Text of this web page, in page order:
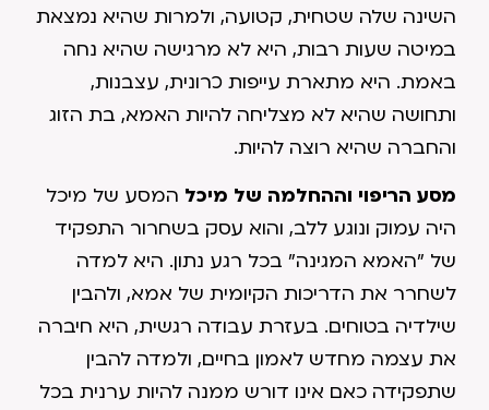
השינה שלה שטחית, קטועה, ולמרות שהיא נמצאת
במיטה שעות רבות, היא לא מרגישה שהיא נחה
באמת. היא מתארת עייפות כרונית, עצבנות,
ותחושה שהיא לא מצליחה להיות האמא, בת הזוג
והחברה שהיא רוצה להיות.
מסע הריפוי וההחלמה של מיכל המסע של מיכל
היה עמוק ונוגע ללב, והוא עסק בשחרור התפקיד
של "האמא המגינה" בכל רגע נתון. היא למדה
לשחרר את הדריכות הקיומית של אמא, ולהבין
שילדיה בטוחים. בעזרת עבודה רגשית, היא חיברה
את עצמה מחדש לאמון בחיים, ולמדה להבין
שתפקידה כאם אינו דורש ממנה להיות ערנית בכל